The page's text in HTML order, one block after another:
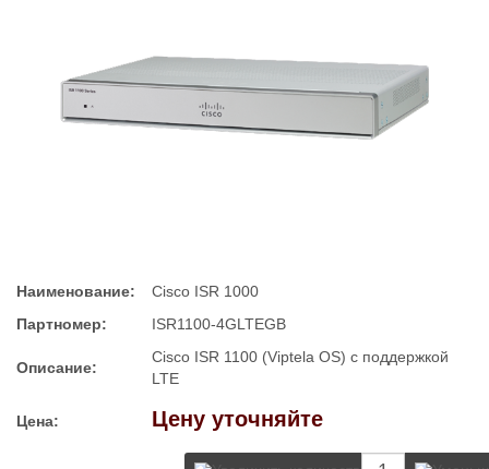
Наименование:
Cisco ISR 1000​
Партномер:
ISR1100-4GLTEGB
Описание:
Cisco ISR 1100 (Viptela OS) с поддержкой
LTE
Цена: Цену уточняйте